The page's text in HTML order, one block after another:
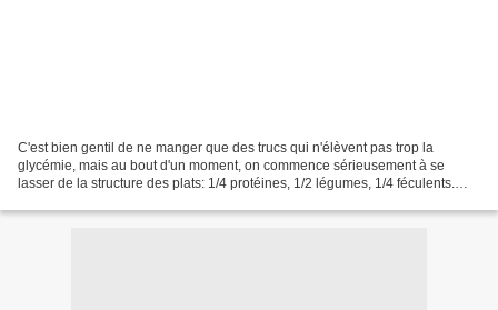
C'est bien gentil de ne manger que des trucs qui n'élèvent pas trop la
glycémie, mais au bout d'un moment, on commence sérieusement à se
lasser de la structure des plats: 1/4 protéines, 1/2 légumes, 1/4 féculents.